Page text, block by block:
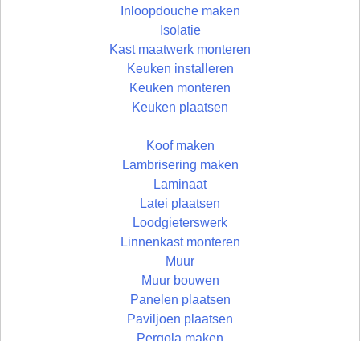
Inloopdouche maken
Isolatie
Kast maatwerk monteren
Keuken installeren
Keuken monteren
Keuken plaatsen
Koof maken
Lambrisering maken
Laminaat
Latei plaatsen
Loodgieterswerk
Linnenkast monteren
Muur
Muur bouwen
Panelen plaatsen
Paviljoen plaatsen
Pergola maken